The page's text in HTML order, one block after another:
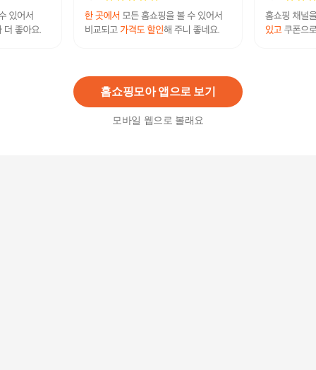
홈쇼핑모아 앱으로 보기
모바일 웹으로 볼래요
에보니아 데니스 슈퍼싱글 수납평상형침대 기본형
15%681,700원